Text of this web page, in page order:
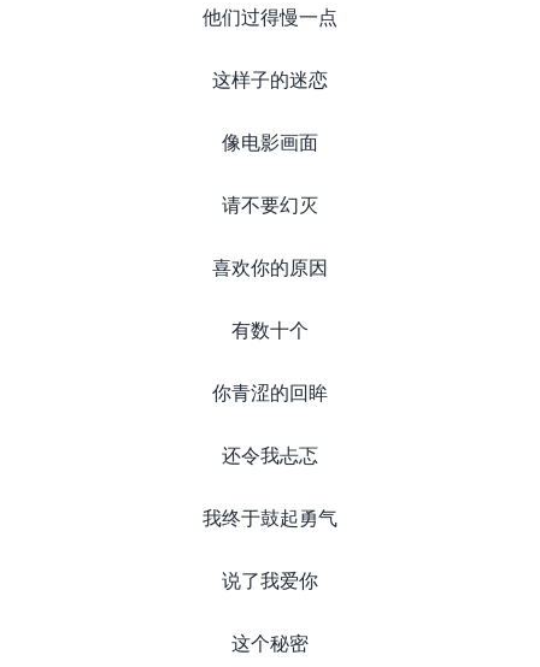
他们过得慢一点
这样子的迷恋
像电影画面
请不要幻灭
喜欢你的原因
有数十个
你青涩的回眸
还令我忐忑
我终于鼓起勇气
说了我爱你
这个秘密